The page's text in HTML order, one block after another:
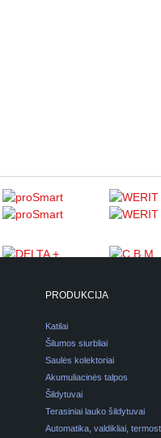
PRODUKCIJA
Katilai
Šilumos siurbliai
Saulės kolektoriai
Akumuliacinės talpos
Šildytuvai
Terasiniai lauko šildytuvai
Automatika, valdikliai,